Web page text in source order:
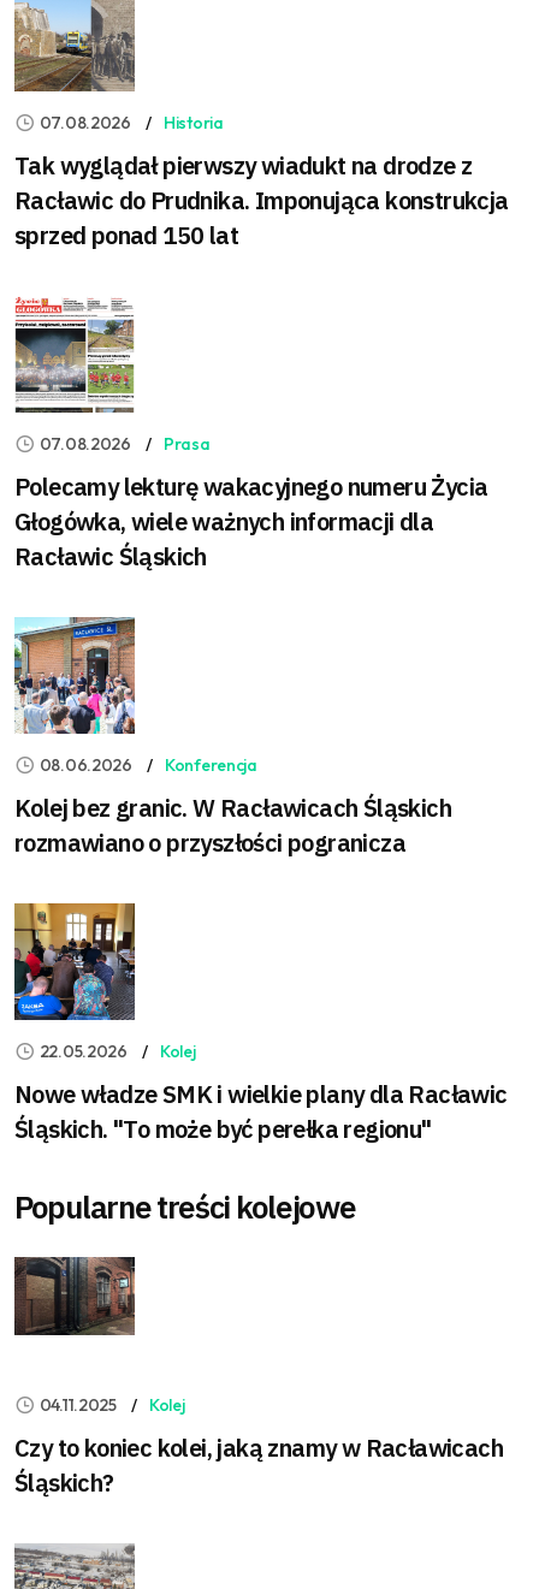
07.08.2026 Historia
Tak wyglądał pierwszy wiadukt na drodze z
Racławic do Prudnika. Imponująca konstrukcja
sprzed ponad 150 lat
07.08.2026 Prasa
Polecamy lekturę wakacyjnego numeru Życia
Głogówka, wiele ważnych informacji dla
Racławic Śląskich
08.06.2026 Konferencja
Kolej bez granic. W Racławicach Śląskich
rozmawiano o przyszłości pogranicza
22.05.2026 Kolej
Nowe władze SMK i wielkie plany dla Racławic
Śląskich. "To może być perełka regionu"
Popularne treści kolejowe
04.11.2025 Kolej
Czy to koniec kolei, jaką znamy w Racławicach
Śląskich?